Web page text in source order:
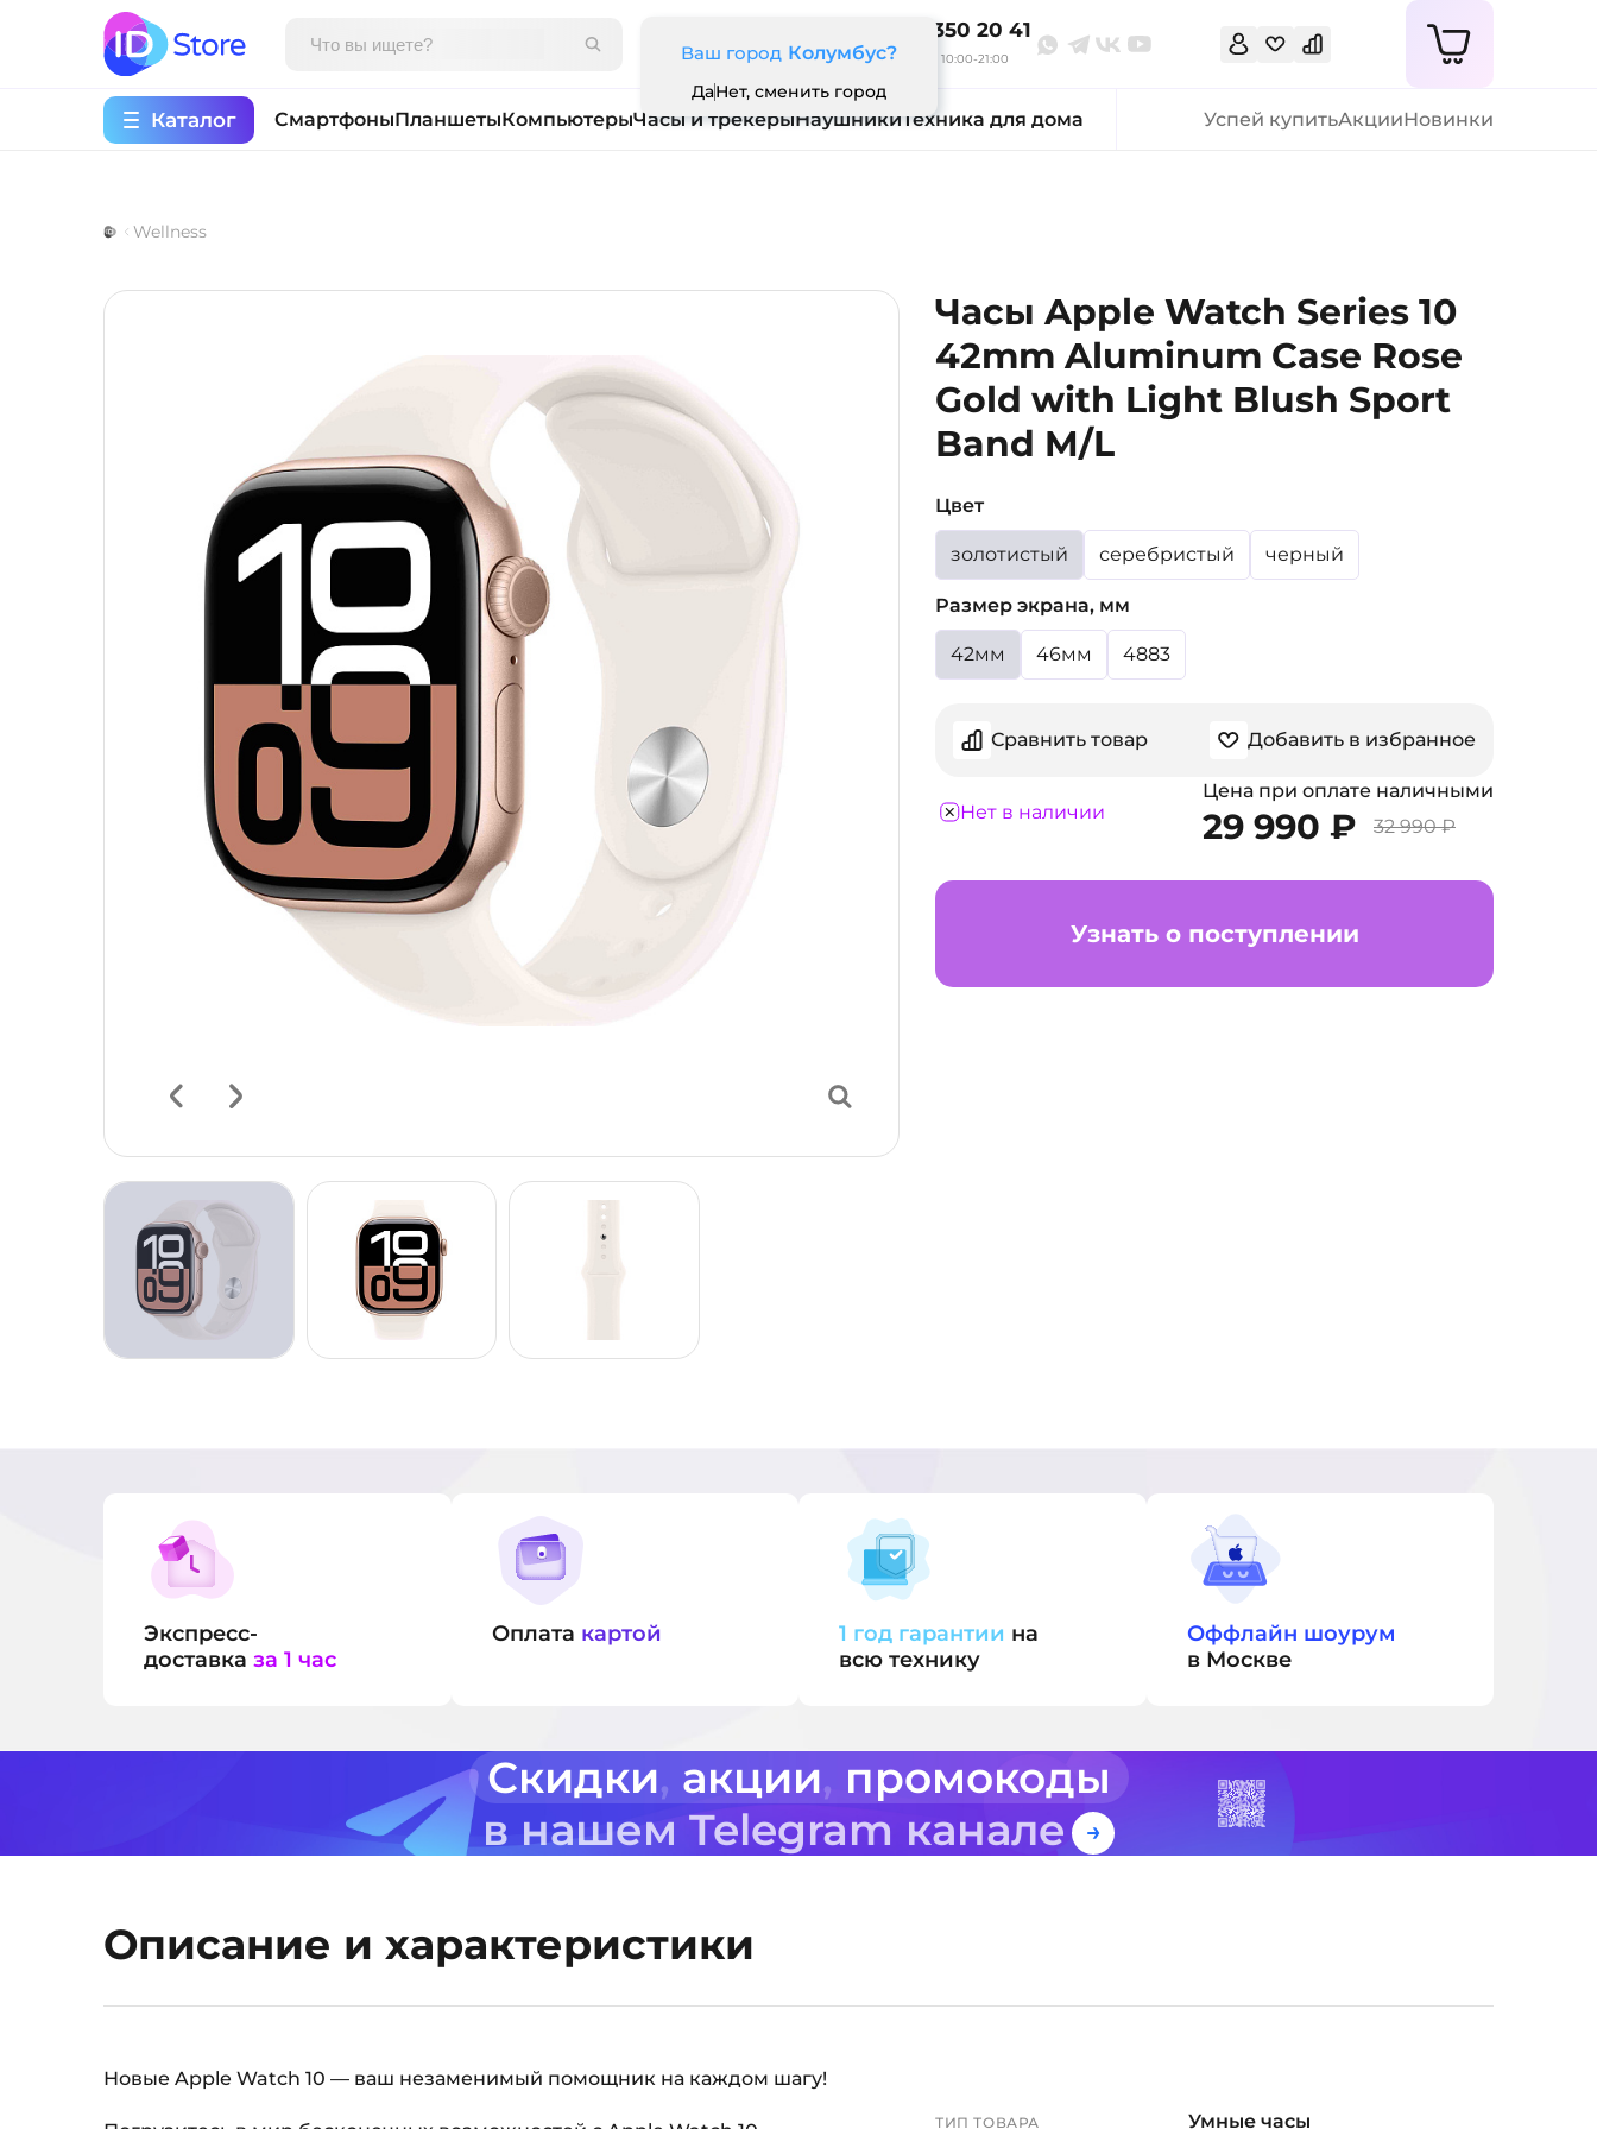
Ваш город Колумбус?
ДаНет, сменить город
8 800 350 20 41
Ежедневно 10:00-21:00
Каталог СмартфоныПланшетыКомпьютерыЧасы и трекерыНаушникиТехника для дома Успей купитьАкцииНовинки
Wellness
Часы Apple Watch Series 10
42mm Aluminum Case Rose
Gold with Light Blush Sport
Band M/L
Цвет
золотистый серебристый черный
Размер экрана, мм
42мм 46мм 4883
Сравнить товар Добавить в избранное
Нет в наличии
Цена при оплате наличными
29 990 ₽ 32 990 ₽
Узнать о поступлении
Экспресс-
доставка за 1 час
Оплата картой 1 год гарантии на
всю технику
Оффлайн шоурум
в Москве
Скидки, акции, промокоды
в нашем Telegram канале
Описание и характеристики
Новые Apple Watch 10 — ваш незаменимый помощник на каждом шагу!
ТИП ТОВАРА Умные часы